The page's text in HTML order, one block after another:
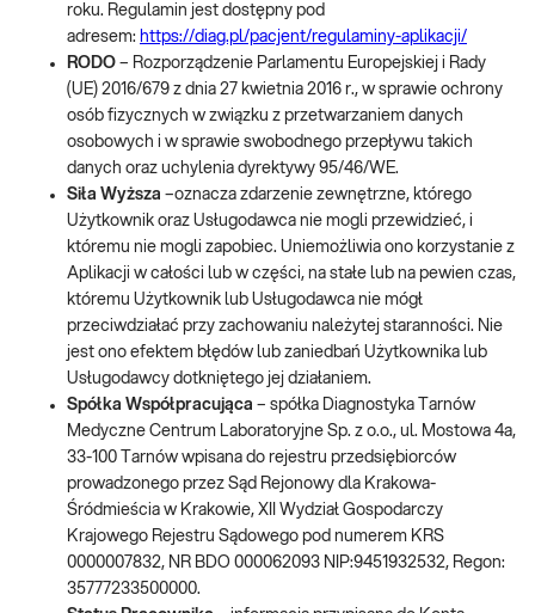
roku. Regulamin jest dostępny pod
adresem: https://diag.pl/pacjent/regulaminy-aplikacji/
RODO – Rozporządzenie Parlamentu Europejskiej i Rady
(UE) 2016/679 z dnia 27 kwietnia 2016 r., w sprawie ochrony
osób fizycznych w związku z przetwarzaniem danych
osobowych i w sprawie swobodnego przepływu takich
danych oraz uchylenia dyrektywy 95/46/WE.
Siła Wyższa –oznacza zdarzenie zewnętrzne, którego
Użytkownik oraz Usługodawca nie mogli przewidzieć, i
któremu nie mogli zapobiec. Uniemożliwia ono korzystanie z
Aplikacji w całości lub w części, na stałe lub na pewien czas,
któremu Użytkownik lub Usługodawca nie mógł
przeciwdziałać przy zachowaniu należytej staranności. Nie
jest ono efektem błędów lub zaniedbań Użytkownika lub
Usługodawcy dotkniętego jej działaniem.
Spółka Współpracująca – spółka Diagnostyka Tarnów
Medyczne Centrum Laboratoryjne Sp. z o.o., ul. Mostowa 4a,
33-100 Tarnów wpisana do rejestru przedsiębiorców
prowadzonego przez Sąd Rejonowy dla Krakowa-
Śródmieścia w Krakowie, XII Wydział Gospodarczy
Krajowego Rejestru Sądowego pod numerem KRS
0000007832, NR BDO 000062093 NIP:9451932532, Regon:
35777233500000.